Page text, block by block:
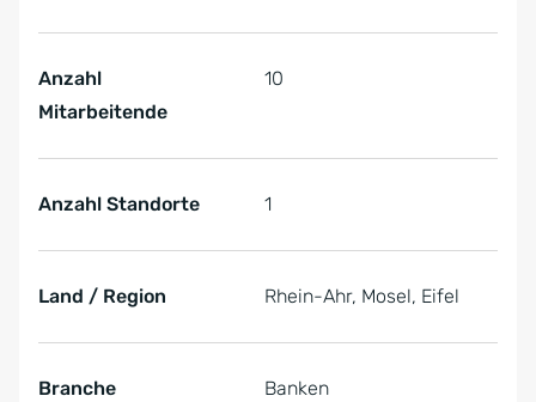
Anzahl
Mitarbeitende
10
Anzahl Standorte 1
Land / Region Rhein-Ahr, Mosel, Eifel
Branche Banken